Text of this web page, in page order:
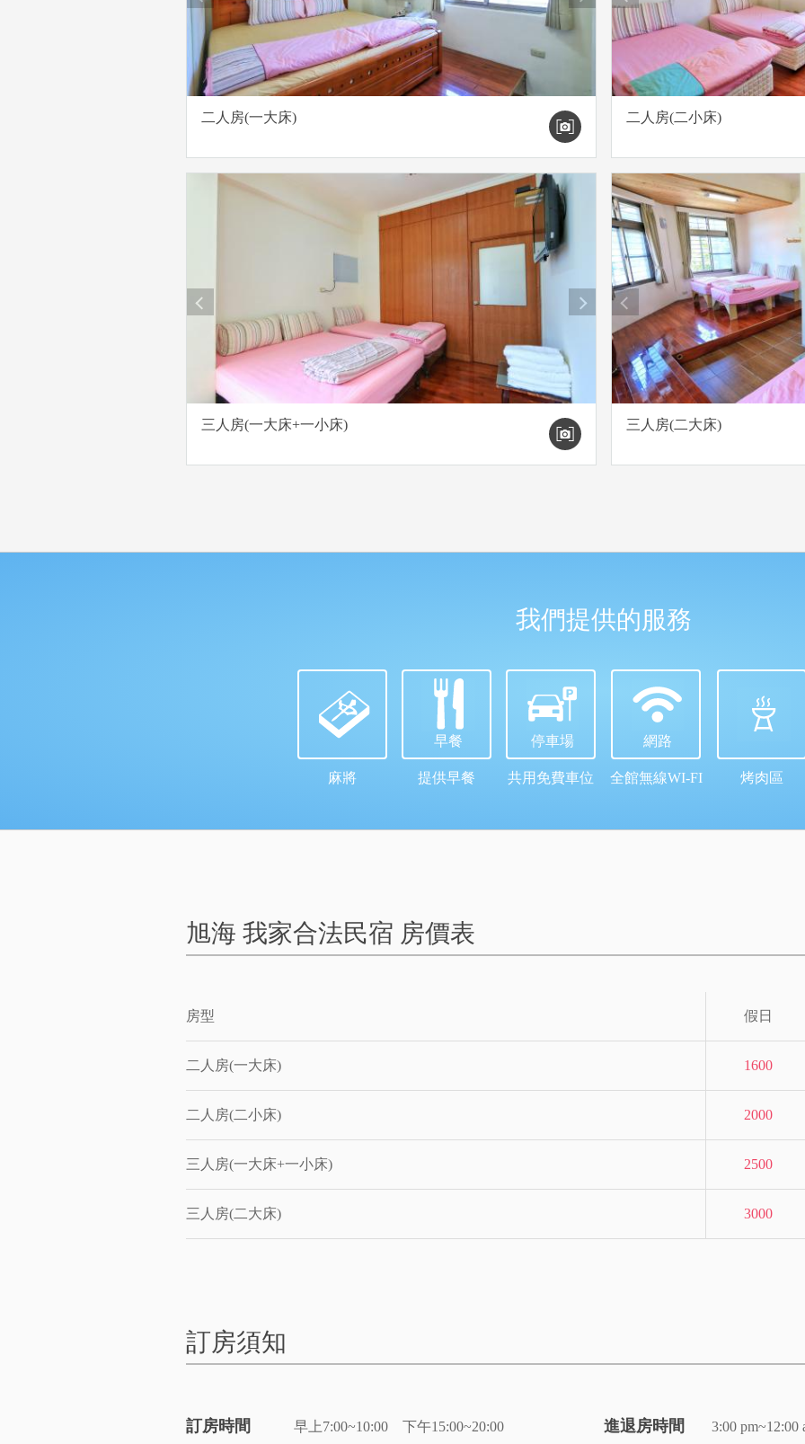
二人房(一大床) 二人房(二小床)
prev next
三人房(一大床+一小床)
prev
三人房(二大床)
我們提供的服務
麻將
早餐
提供早餐
停車場
共用免費車位
網路
全館無線WI-FI 烤肉區
旭海 我家合法民宿 房價表
房型 假日
二人房(一大床) 1600
二人房(二小床) 2000
三人房(一大床+一小床) 2500
三人房(二大床) 3000
訂房須知
訂房時間 早上7:00~10:00 下午15:00~20:00 進退房時間 3:00 pm~12:00